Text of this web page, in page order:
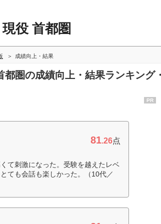
役 首都圏
成績向上・結果
都圏の成績向上・結果ランキング
81.26点
て刺激になった。受験を越えたレベ
ても会話も楽しかった。（10代／
PR